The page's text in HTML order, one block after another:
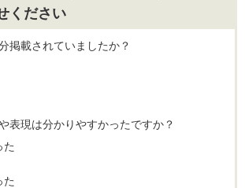
ください
掲載されていましたか？
表現は分かりやすかったですか？
た
た